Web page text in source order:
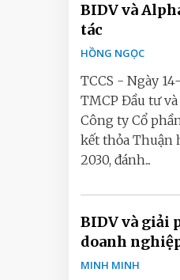
BIDV và
tác
HỒNG NGỌC
TCCS - Ngày
TMCP Đầu tư
Công ty Cổ
kết thỏa Thuận
2030, đánh...
BIDV và giải
doanh
MINH MINH